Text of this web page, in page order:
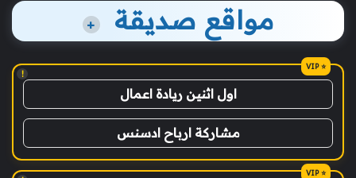
مواقع صديقة +
!
اول اثنين ريادة اعمال
مشاركة ارباح ادسنس